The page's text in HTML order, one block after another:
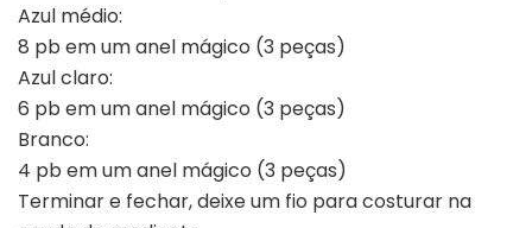
Azul médio:
8 pb em um anel mágico (3 peças)
Azul claro:
6 pb em um anel mágico (3 peças)
Branco:
4 pb em um anel mágico (3 peças)
Terminar e fechar, deixe um fio para costurar na